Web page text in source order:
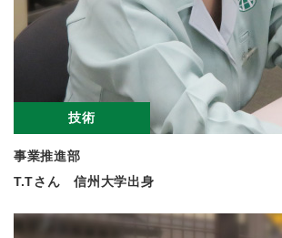
技術
事業推進部
T.Tさん 信州大学出身